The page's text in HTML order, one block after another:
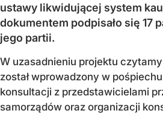
ustawy likwidującej system
dokumentem podpisało się 17
jego partii.
W uzasadnieniu projektu
został wprowadzony w
konsultacji z przedstawicielami
samorządów oraz organizacji